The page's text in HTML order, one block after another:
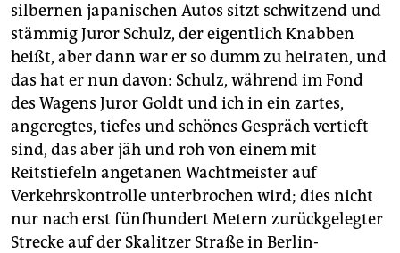
wahrheit
verlag
verlag
veranstaltungen
shop
fragen & hilfe
unterstützen
silbernen japanischen Autos sitzt schwitzend und
stämmig Juror Schulz, der eigentlich Knabben
heißt, aber dann war er so dumm zu heiraten, und
das hat er nun davon: Schulz, während im Fond
des Wagens Juror Goldt und ich in ein zartes,
angeregtes, tiefes und schönes Gespräch vertieft
sind, das aber jäh und roh von einem mit
Reitstiefeln angetanen Wachtmeister auf
Verkehrskontrolle unterbrochen wird; dies nicht
nur nach erst fünfhundert Metern zurückgelegter
Strecke auf der Skalitzer Straße in Berlin-